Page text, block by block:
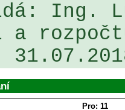
Ing.
Pro: 11